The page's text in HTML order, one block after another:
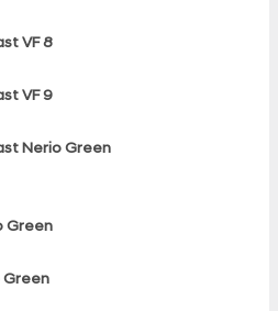
VF 8
VF 9
Nerio Green
Green
Green